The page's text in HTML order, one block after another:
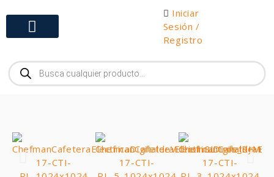
Iniciar
Sesión /
Registro